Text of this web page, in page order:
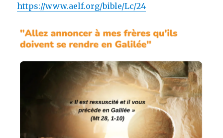
https://www.aelf.org/bible/Lc/24